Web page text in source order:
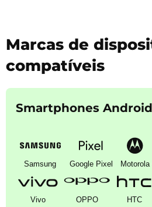
Marcas de
compatíveis
Smartphones Android
Samsung Google Pixel Motorola
Vivo OPPO HTC